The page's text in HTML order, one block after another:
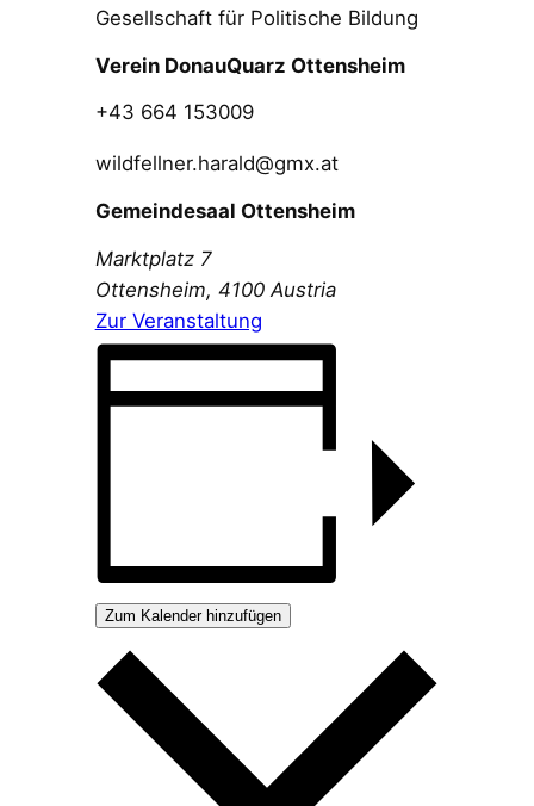
Gesellschaft für Politische Bildung
Verein DonauQuarz Ottensheim
+43 664 153009
wildfellner.harald@gmx.at
Gemeindesaal Ottensheim
Marktplatz 7
Ottensheim, 4100 Austria
Zur Veranstaltung
Zum Kalender hinzufügen